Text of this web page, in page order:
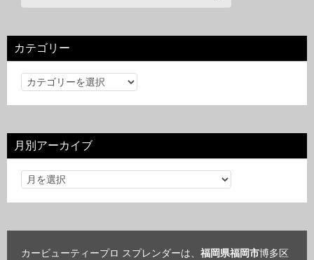
カテゴリー
カ
リ
ー
月別アーカイブ
カービューティープロ スプレンダーは、 福岡県福岡市博多区